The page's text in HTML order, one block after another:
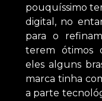
pouquíssimo
digital, no
para o
terem ótimos
eles alguns
marca tinha
a parte